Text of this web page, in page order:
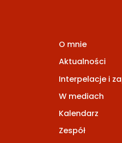
O mnie
Aktualności
Interpelacje i
W mediach
Kalendarz
Zespół